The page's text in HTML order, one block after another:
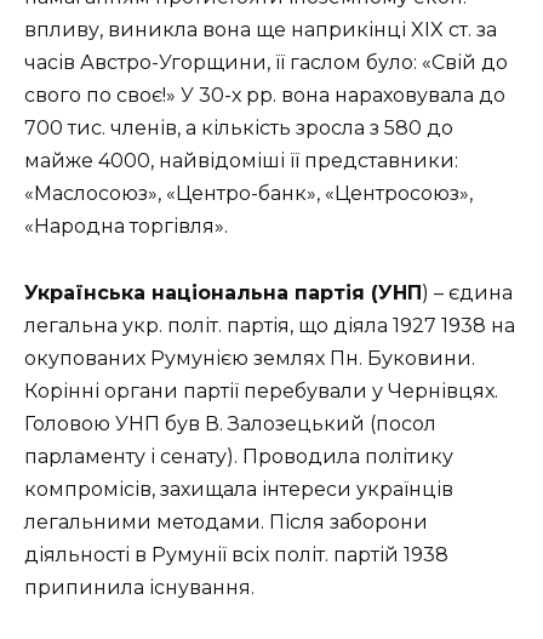
впливу, виникла вона ще наприкінці XIX ст. за
часів Австро-Угорщини, її гаслом було: «Свій до
свого по своє!» У 30-х рр. вона нараховувала до
700 тис. членів, а кількість зросла з 580 до
майже 4000, найвідоміші її представники:
«Маслосоюз», «Центро-банк», «Центросоюз»,
«Народна торгівля».
Українська національна партія (УНП) – єдина
легальна укр. політ. партія, що діяла 1927 1938 на
окупованих Румунією землях Пн. Буковини.
Корінні органи партії перебували у Чернівцях.
Головою УНП був В. Залозецький (посол
парламенту і сенату). Проводила політику
компромісів, захищала інтереси українців
легальними методами. Після заборони
діяльності в Румунії всіх політ. партій 1938
припинила існування.